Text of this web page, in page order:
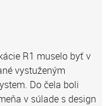
R1 muselo byť v
vystuženým
Do čela boli
v súlade s design